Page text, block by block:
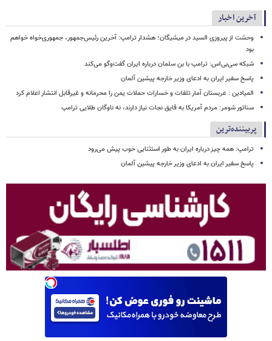
آخرین اخبار
وحشت از پیروزی السید در میشیگان؛ هشدار ترامپ: آخرین رئیس‌جمهور، جمهوری‌خواه خواهم
بود
شبکه سی‌بی‌اس: ترامپ با بن سلمان درباره ایران گفت‌وگو می‌کند
پاسخ سفیر ایران به ادعای وزیر خارجه پیشین آلمان
المیادین : عربستان آمار تلفات و خسارات حملات یمن را محرمانه و غیرقابل انتشار اعلام کرد
سناتور شومر: مردم آمریکا به قایق نجات نیاز دارند، نه ناوگان طلایی ترامپ
پربیننده‌ترین
ترامپ: همه چیز درباره ایران به طور استثنایی خوب پیش می‌رود
پاسخ سفیر ایران به ادعای وزیر خارجه پیشین آلمان